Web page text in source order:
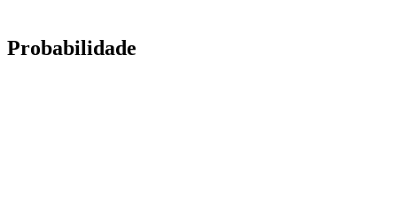
Probabilidade